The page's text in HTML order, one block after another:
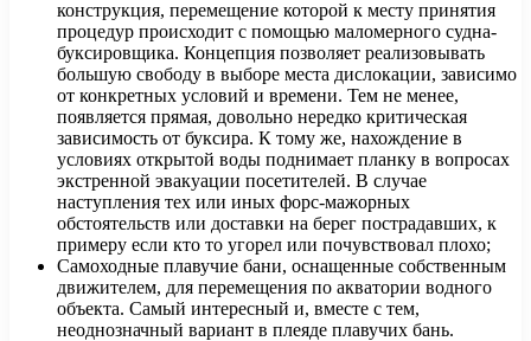
конструкция, перемещение которой к месту принятия
процедур происходит с помощью маломерного судна-
буксировщика. Концепция позволяет реализовывать
большую свободу в выборе места дислокации, зависимо
от конкретных условий и времени. Тем не менее,
появляется прямая, довольно нередко критическая
зависимость от буксира. К тому же, нахождение в
условиях открытой воды поднимает планку в вопросах
экстренной эвакуации посетителей. В случае
наступления тех или иных форс-мажорных
обстоятельств или доставки на берег пострадавших, к
примеру если кто то угорел или почувствовал плохо;
Самоходные плавучие бани, оснащенные собственным
движителем, для перемещения по акватории водного
объекта. Самый интересный и, вместе с тем,
неоднозначный вариант в плеяде плавучих бань.